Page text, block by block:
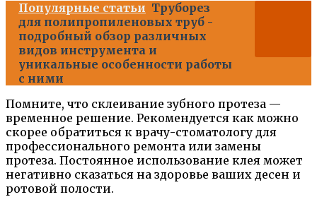
Популярные статьи Труборез
для полипропиленовых труб -
подробный обзор различных
видов инструмента и
уникальные особенности работы
с ними
Помните, что склеивание зубного протеза —
временное решение. Рекомендуется как можно
скорее обратиться к врачу-стоматологу для
профессионального ремонта или замены
протеза. Постоянное использование клея может
негативно сказаться на здоровье ваших десен и
ротовой полости.